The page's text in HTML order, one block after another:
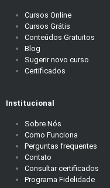
Cursos Online
Cursos Grátis
Conteúdos Gratuitos
Blog
Sugerir novo curso
Certificados
Institucional
Sobre Nós
Como Funciona
Perguntas frequentes
Contato
Consultar certificados
Programa Fidelidade